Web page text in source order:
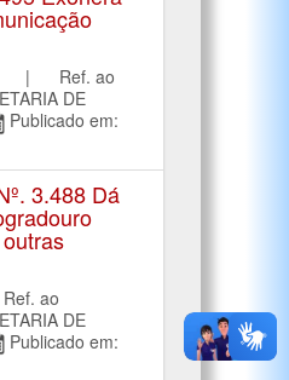
| Ref. ao
DE
Publicado em:
3.488 Dá
ao
DE
Publicado em: